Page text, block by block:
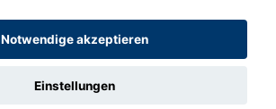
Notwendige akzeptieren
Einstellungen